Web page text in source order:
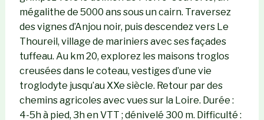
mégalithe de 5000 ans sous un cairn. Traversez
des vignes d’Anjou noir, puis descendez vers Le
Thoureil, village de mariniers avec ses façades
tuffeau. Au km 20, explorez les maisons troglos
creusées dans le coteau, vestiges d’une vie
troglodyte jusqu’au XXe siècle. Retour par des
chemins agricoles avec vues sur la Loire. Durée :
4-5h à pied, 3h en VTT ; dénivelé 300 m. Difficulté :